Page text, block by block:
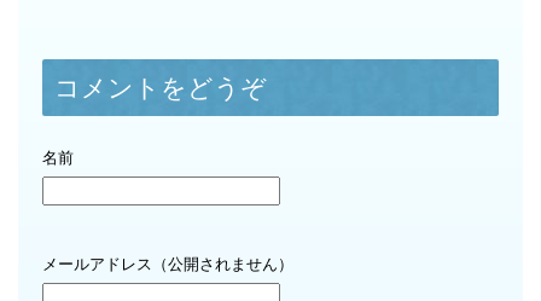
コメントをどうぞ
名前
メールアドレス（公開されません）